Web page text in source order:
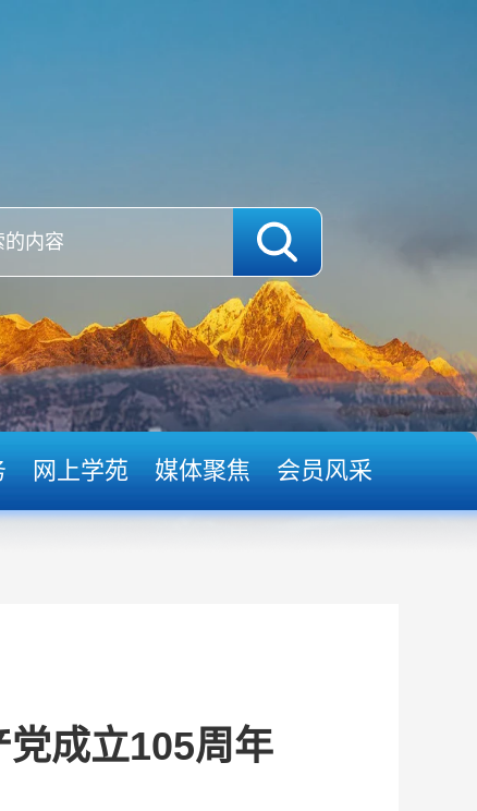
网上学苑 媒体聚焦 会员风采
成立105周年